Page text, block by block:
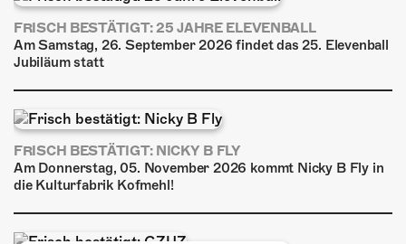
FRISCH BESTÄTIGT: 25 JAHRE ELEVENBALL
Am Samstag, 26. September 2026 findet das 25. Elevenball
Jubiläum statt
FRISCH BESTÄTIGT: NICKY B FLY
Am Donnerstag, 05. November 2026 kommt Nicky B Fly in
die Kulturfabrik Kofmehl!